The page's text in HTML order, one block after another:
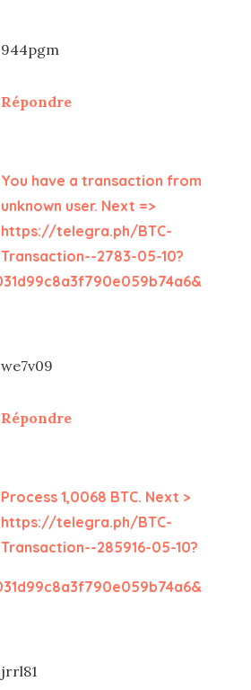
944pgm
Répondre
You have a transaction from
unknown user. Next =>
https://telegra.ph/BTC-
Transaction--2783-05-10?
we7v09
Répondre
Process 1,0068 BTC. Next >
https://telegra.ph/BTC-
Transaction--285916-05-10?
jrrl81